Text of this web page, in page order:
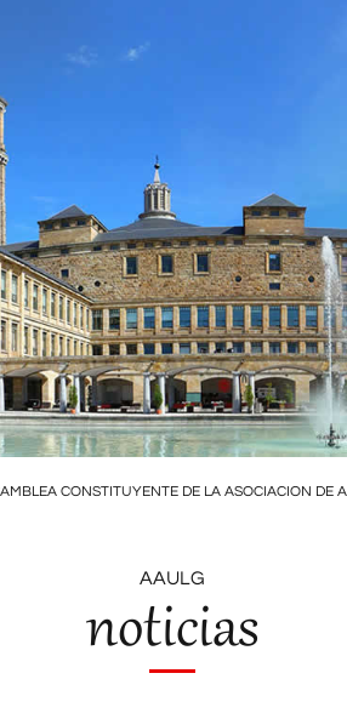
CONSTITUYENTE DE LA ASOCIACION DE
AAULG
noticias